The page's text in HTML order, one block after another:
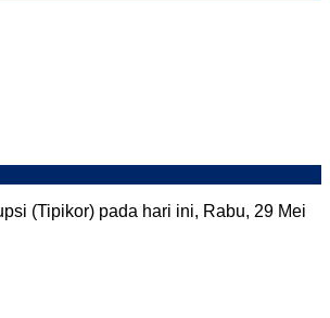
(Tipikor) pada hari ini, Rabu, 29 Mei